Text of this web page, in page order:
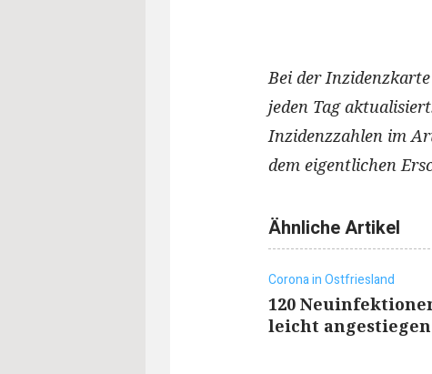
Bei der
jeden Tag
Inzidenzzahlen im
dem eigentlichen
Ähnliche Artikel
Corona in Ostfriesland
120
leicht angestiegen